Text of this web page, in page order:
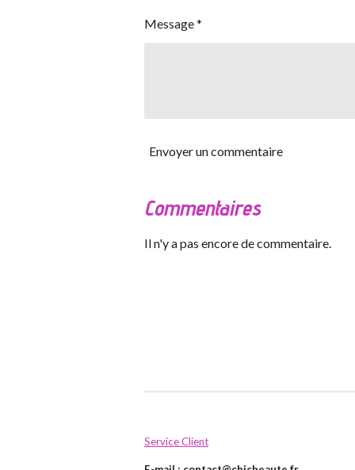
Message *
Envoyer un commentaire
Commentaires
Il n'y a pas encore de commentaire.
Service Client